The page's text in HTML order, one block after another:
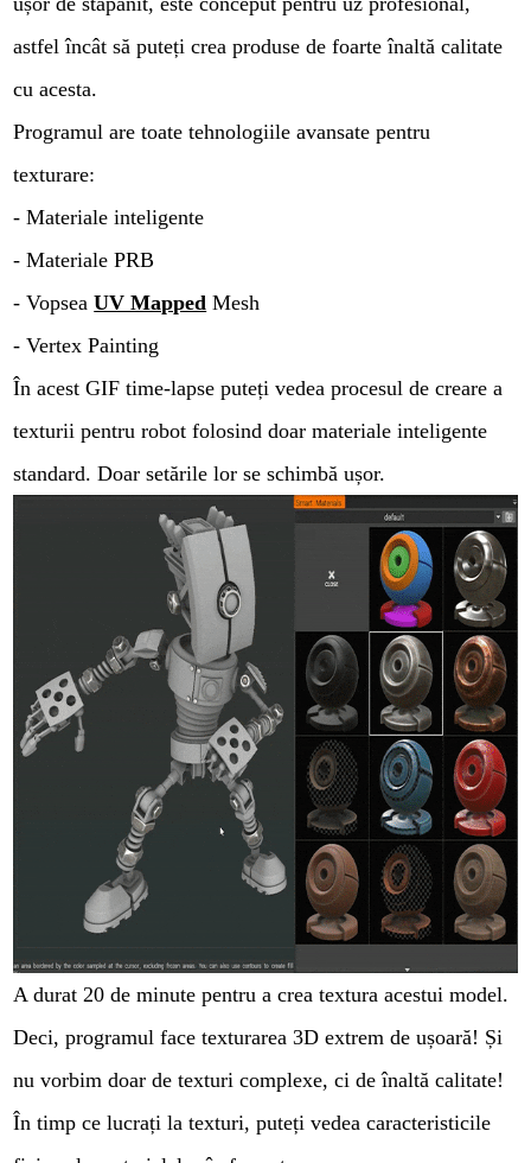
astfel încât să puteți crea produse de foarte înaltă calitate
cu acesta.
Programul are toate tehnologiile avansate pentru
texturare:
- Materiale inteligente
- Materiale PRB
- VopseaUV Mapped Mesh
- Vertex Painting
În acest GIF time-lapse puteți vedea procesul de creare a
texturii pentru robot folosind doar materiale inteligente
standard. Doar setările lor se schimbă ușor.
A durat 20 de minute pentru a crea textura acestui model.
Deci, programul face texturarea 3D extrem de ușoară! Și
nu vorbim doar de texturi complexe, ci de înaltă calitate!
În timp ce lucrați la texturi, puteți vedea caracteristicile